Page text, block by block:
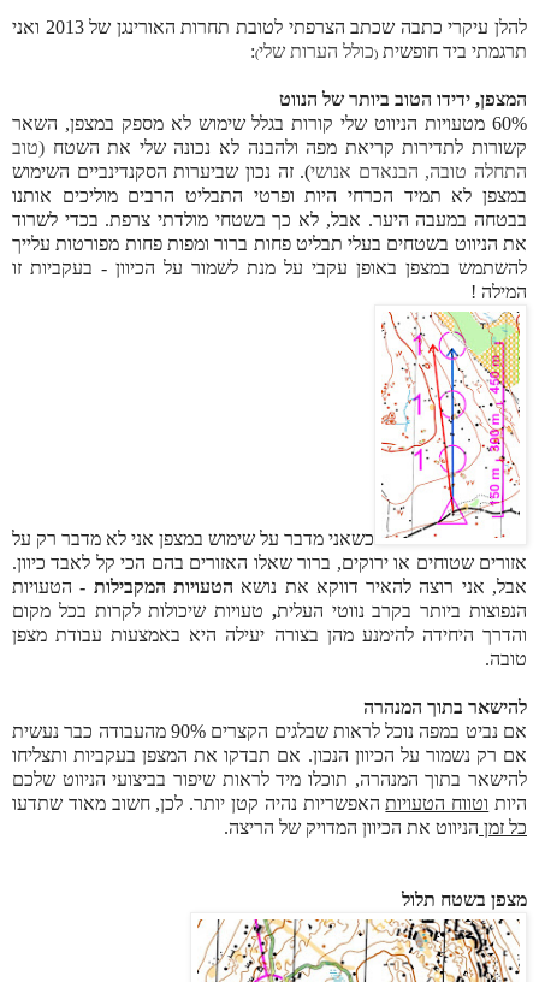
להלן עיקרי כתבה שכתב הצרפתי לטובת תחרות האורינגן של 2013 ואני
תרגמתי ביד חופשית (כולל הערות שלי)
:
המצפן, ידידו הטוב ביותר של הנווט
60% מטעויות הניווט שלי קורות בגלל שימוש לא מספק במצפן, השאר
קשורות לתדירות קריאת מפה ולהבנה לא נכונה שלי את השטח (טוב
התחלה טובה, הבנאדם אנושי). זה נכון שביערות הסקנדינביים השימוש
במצפן לא תמיד הכרחי היות ופרטי התבליט הרבים מוליכים אותנו
בבטחה במעבה היער. אבל, לא כך בשטחי מולדתי צרפת. בכדי לשרוד
את הניווט בשטחים בעלי תבליט פחות ברור ומפות פחות מפורטות עלייך
להשתמש במצפן באופן עקבי על מנת לשמור על הכיוון - בעקביות זו
המילה !
כשאני מדבר על שימוש במצפן אני לא מדבר רק על
אזורים שטוחים או ירוקים, ברור שאלו האזורים בהם הכי קל לאבד כיוון.
אבל, אני רוצה להאיר דווקא את נושא הטעויות המקבילות - הטעויות
הנפוצות ביותר בקרב נווטי העלית, טעויות שיכולות לקרות בכל מקום
והדרך היחידה להימנע מהן בצורה יעילה היא באמצעות עבודת מצפן
טובה.
להישאר בתוך המנהרה
אם נביט במפה נוכל לראות שבלגים הקצרים 90% מהעבודה כבר נעשית
אם רק נשמור על הכיוון הנכון. אם תבדקו את המצפן בעקביות ותצליחו
להישאר בתוך המנהרה, תוכלו מיד לראות שיפור בביצועי הניווט שלכם
היות וטווח הטעויותהאפשריות נהיה קטן יותר. לכן, חשוב מאוד שתדעו
כל זמן הניווט את הכיוון המדויק של הריצה.
מצפן בשטח תלול